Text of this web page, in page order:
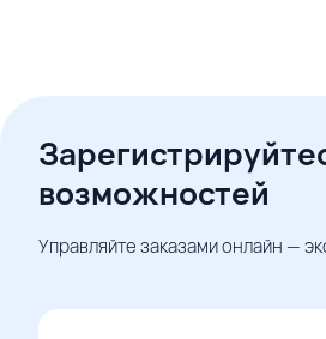
возможностей
Управляйте заказами онлайн —